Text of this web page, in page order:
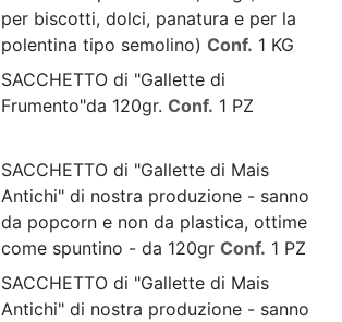
per biscotti, dolci, panatura e per la
polentina tipo semolino) Conf. 1 KG
SACCHETTO di "Gallette di
Frumento"da 120gr. Conf. 1 PZ
SACCHETTO di "Gallette di Mais
Antichi" di nostra produzione - sanno
da popcorn e non da plastica, ottime
come spuntino - da 120gr Conf. 1 PZ
SACCHETTO di "Gallette di Mais
Antichi" di nostra produzione - sanno